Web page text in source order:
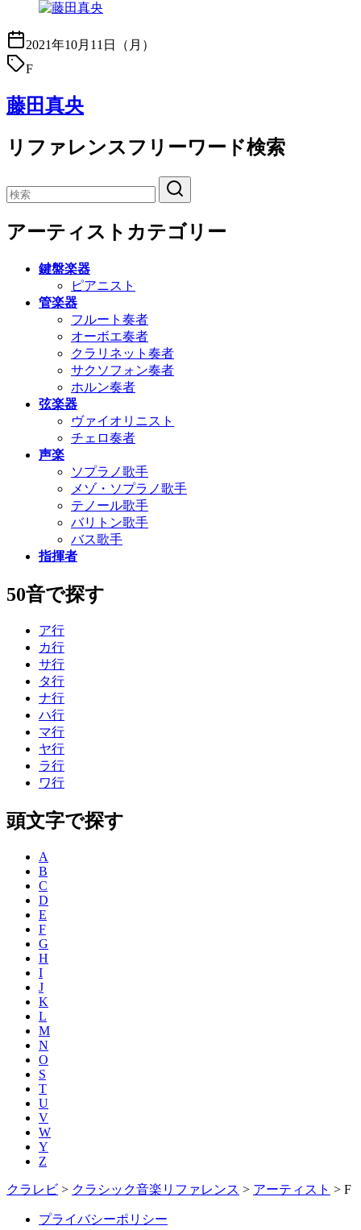
2021年10月11日（月）
F
藤田真央
リファレンスフリーワード検索
アーティストカテゴリー
鍵盤楽器
ピアニスト
管楽器
フルート奏者
オーボエ奏者
クラリネット奏者
サクソフォン奏者
ホルン奏者
弦楽器
ヴァイオリニスト
チェロ奏者
声楽
ソプラノ歌手
メゾ・ソプラノ歌手
テノール歌手
バリトン歌手
バス歌手
指揮者
50音で探す
ア行
カ行
サ行
タ行
ナ行
ハ行
マ行
ヤ行
ラ行
ワ行
頭文字で探す
A
B
C
D
E
F
G
H
I
J
K
L
M
N
O
S
T
U
V
W
Y
Z
クラレビ > クラシック音楽リファレンス > アーティスト > F
プライバシーポリシー